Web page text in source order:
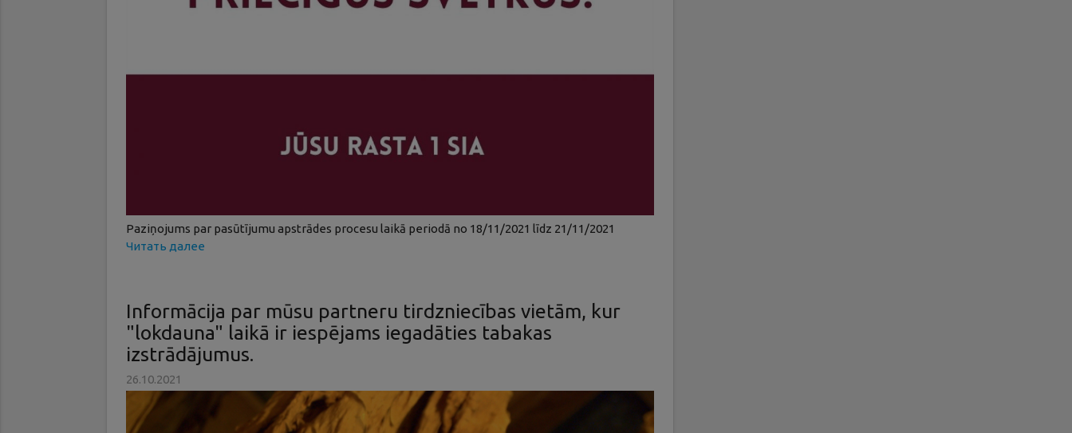
Paziņojums par pasūtījumu apstrādes procesu laikā periodā no 18/11/2021 līdz 21/11/2021
Читать далее
Informācija par mūsu partneru tirdzniecības vietām, kur
"lokdauna" laikā ir iespējams iegadāties tabakas
izstrādājumus.
26.10.2021